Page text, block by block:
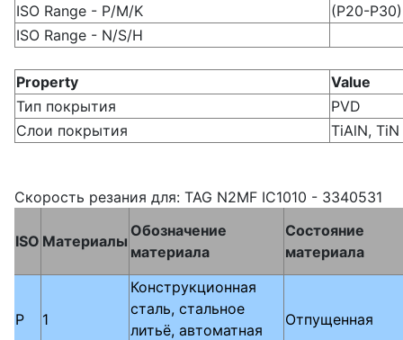
ISO Range - P/M/K
(P20-
ISO Range - N/S/H
Property
Value
Тип покрытия
PVD
Слои покрытия
TiAlN, TiN
Скорость резания для: TAG N2MF IC1010 - 3340531
ISO Материалы
Обозначение
материала
Состояние
материала
P 1
Конструкционная
сталь, стальное
литьё, автоматная
Отпущенная